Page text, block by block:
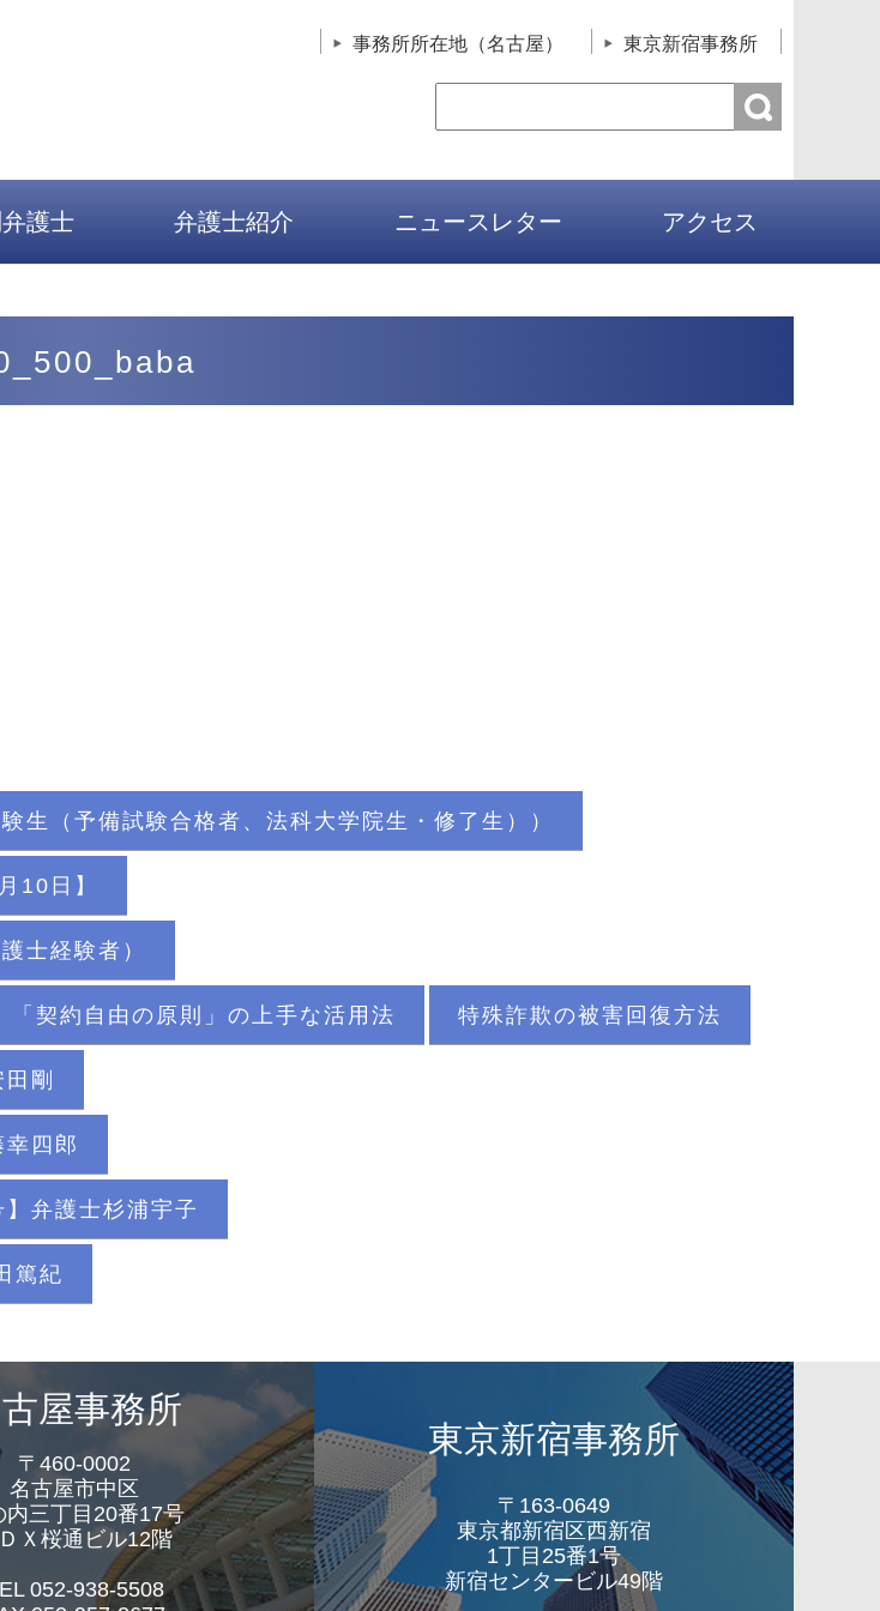
事務所所在地（名古屋） 東京新宿事務所
護士 弁護士紹介 ニュースレター アクセス
生（予備試験合格者、法科大学院生・修了生））
10日】
士経験者）
「契約自由の原則」の上手な活用法 特殊詐欺の被害回復方法
剛
四郎
弁護士杉浦宇子
篤紀
屋事務所
〒460-0002
名古屋市中区
内三丁目20番17号
Ｘ桜通ビル12階
052-938-5508
東京新宿事務所
〒163-0649
東京都新宿区西新宿
1丁目25番1号
新宿センタービル49階